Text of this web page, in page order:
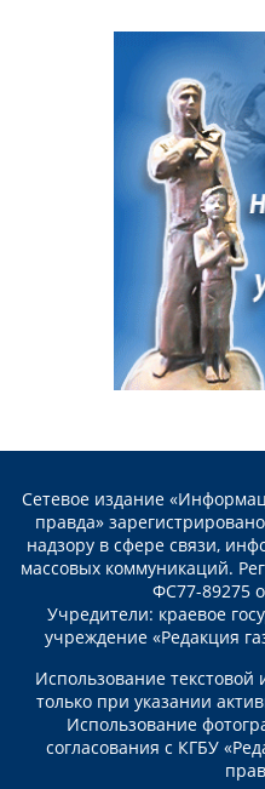
Сетевое издание
правда»
надзору в сфере связи,
массовых коммуникаций.
ФС77-89275
Учредители: краевое
учреждение «Редакция
Использование
только при указании
Использование
согласования с КГБУ